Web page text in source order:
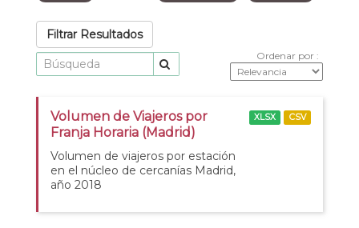
Filtrar Resultados
Ordenar por
Volumen de Viajeros por
Franja Horaria (Madrid)
Volumen de viajeros por estación
en el núcleo de cercanías Madrid,
año 2018
XLSX CSV